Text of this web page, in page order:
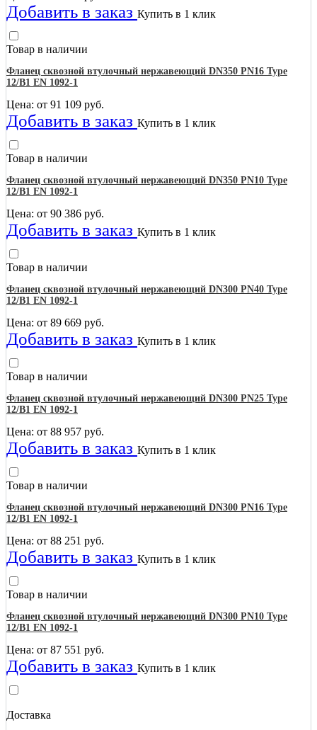
Добавить в заказ Купить в 1 клик
Товар в наличии
Фланец сквозной втулочный нержавеющий DN350 PN16 Type
12/B1 EN 1092-1
Цена: от 91 109 руб.
Добавить в заказ Купить в 1 клик
Товар в наличии
Фланец сквозной втулочный нержавеющий DN350 PN10 Type
12/B1 EN 1092-1
Цена: от 90 386 руб.
Добавить в заказ Купить в 1 клик
Товар в наличии
Фланец сквозной втулочный нержавеющий DN300 PN40 Type
12/B1 EN 1092-1
Цена: от 89 669 руб.
Добавить в заказ Купить в 1 клик
Товар в наличии
Фланец сквозной втулочный нержавеющий DN300 PN25 Type
12/B1 EN 1092-1
Цена: от 88 957 руб.
Добавить в заказ Купить в 1 клик
Товар в наличии
Фланец сквозной втулочный нержавеющий DN300 PN16 Type
12/B1 EN 1092-1
Цена: от 88 251 руб.
Добавить в заказ Купить в 1 клик
Товар в наличии
Фланец сквозной втулочный нержавеющий DN300 PN10 Type
12/B1 EN 1092-1
Цена: от 87 551 руб.
Добавить в заказ Купить в 1 клик
Доставка